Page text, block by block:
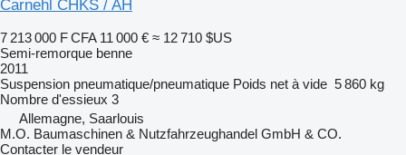
Carnehl CHKS / AH
7 213 000 F CFA 11 000 € ≈ 12 710 $US
Semi-remorque benne
2011
Suspension pneumatique/pneumatique Poids net à vide 5 860 kg
Nombre d'essieux 3
Allemagne, Saarlouis
M.O. Baumaschinen & Nutzfahrzeughandel GmbH & CO.
Contacter le vendeur